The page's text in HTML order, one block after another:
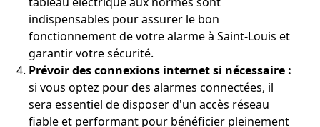
indispensables pour assurer le bon
fonctionnement de votre alarme à Saint-Louis et
garantir votre sécurité.
Prévoir des connexions internet si nécessaire :
si vous optez pour des alarmes connectées, il
sera essentiel de disposer d'un accès réseau
fiable et performant pour bénéficier pleinement